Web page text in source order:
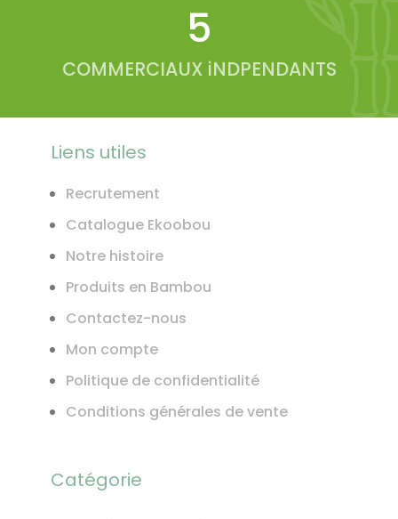
6
COMMERCIAUX iNDPENDANTS
Liens utiles
Recrutement
Catalogue Ekoobou
Notre histoire
Produits en Bambou
Contactez-nous
Mon compte
Politique de confidentialité
Conditions générales de vente
Catégorie